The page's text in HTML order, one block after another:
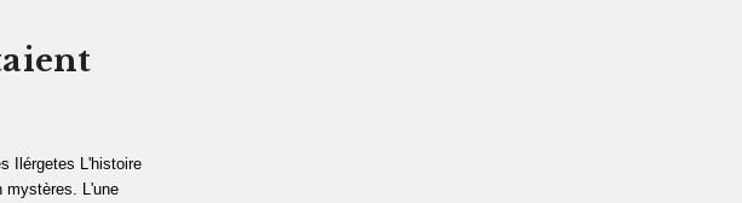
Ilérgetes L'histoire
mystères. L'une